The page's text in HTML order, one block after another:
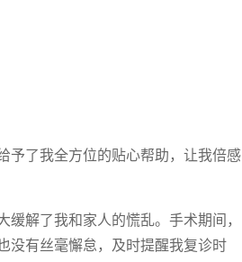
予了我全方位的贴心帮助，让我倍感
解了我和家人的慌乱。手术期间，
没有丝毫懈怠，及时提醒我复诊时